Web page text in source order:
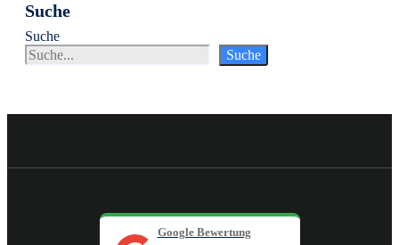
Suche
Suche
Suche
Google Bewertung